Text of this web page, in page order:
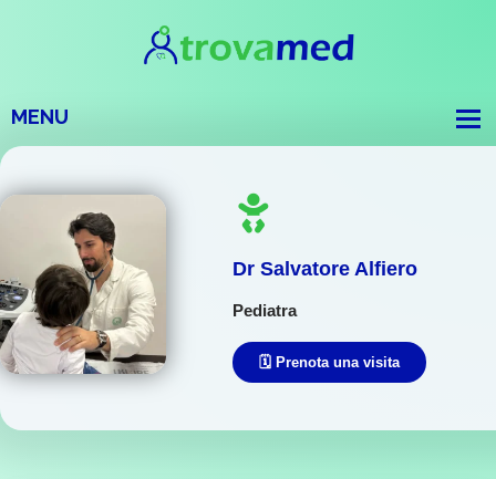
Dr Salvatore Alfiero
Pediatra
🗓️ Prenota una visita